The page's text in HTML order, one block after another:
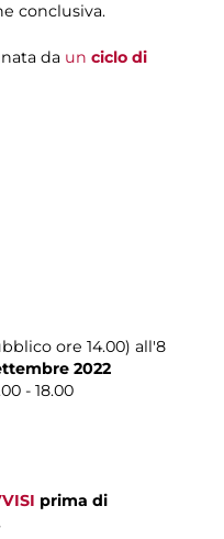
conclusiva.
da un ciclo di
ore 14.00) all'8
2022
- 18.00
prima di